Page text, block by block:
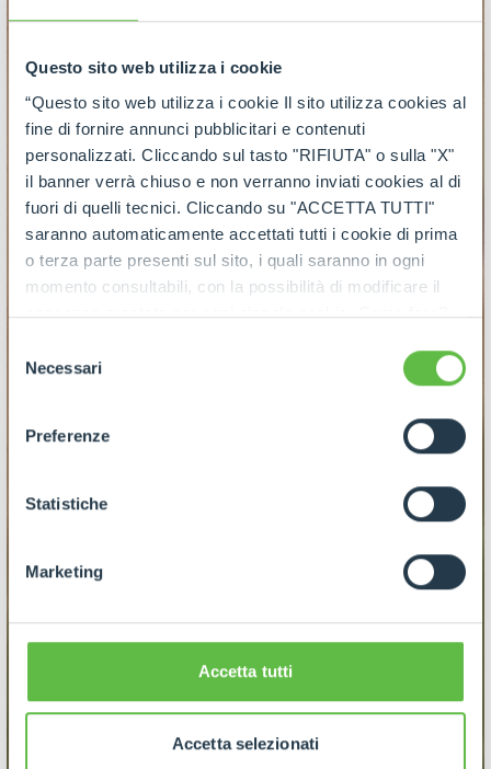
Questo sito web utilizza i cookie
“Questo sito web utilizza i cookie Il sito utilizza cookies al
fine di fornire annunci pubblicitari e contenuti
personalizzati. Cliccando sul tasto "RIFIUTA" o sulla "X"
il banner verrà chiuso e non verranno inviati cookies al di
fuori di quelli tecnici. Cliccando su "ACCETTA TUTTI"
saranno automaticamente accettati tutti i cookie di prima
o terza parte presenti sul sito, i quali saranno in ogni
momento consultabili, con la possibilità di modificare il
consenso prestato per ogni singolo cookie. Come fare?
ogni pagina, selezionare "Modifichi il suo consenso" e
dell'informativa completa nel footer presente in ogni
pagina. Per esercitare i diritti riconosciuti all'interessato ai
GDPR abbiamo predisposto una
apposita procedura.
delNecessari
Preferenze
Statistiche
Marketing
Accetta tutti
Accetta selezionati